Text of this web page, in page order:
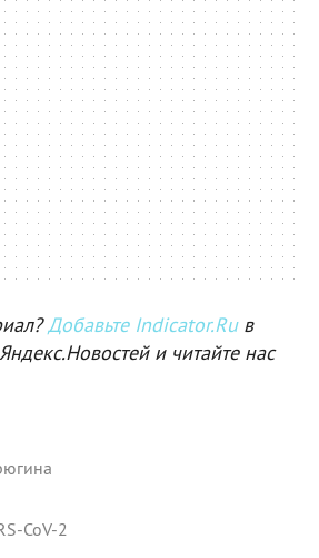
Добавьте Indicator.Ruв
и читайте нас
CoV-2